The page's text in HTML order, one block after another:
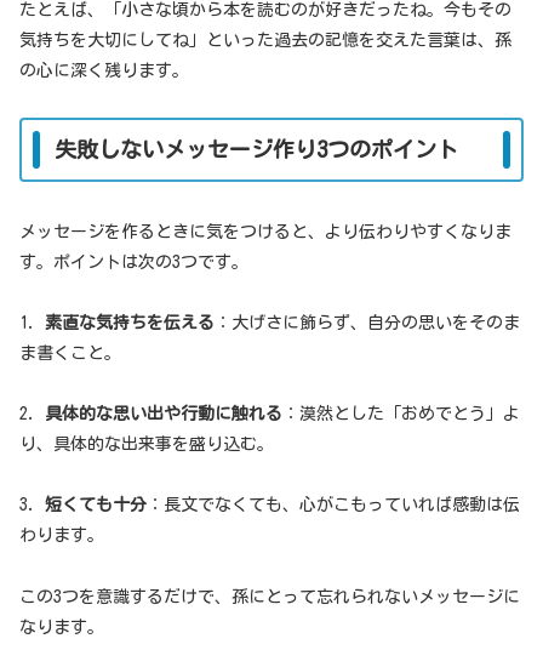
たとえば、「小さな頃から本を読むのが好きだったね。今もその
気持ちを大切にしてね」といった過去の記憶を交えた言葉は、孫
の心に深く残ります。
失敗しないメッセージ作り3つのポイント
メッセージを作るときに気をつけると、より伝わりやすくなりま
す。ポイントは次の3つです。
1. 素直な気持ちを伝える ：大げさに飾らず、自分の思いをそのま
ま書くこと。
2. 具体的な思い出や行動に触れる ：漠然とした「おめでとう」よ
り、具体的な出来事を盛り込む。
3. 短くても十分 ：長文でなくても、心がこもっていれば感動は伝
わります。
この3つを意識するだけで、孫にとって忘れられないメッセージに
なります。